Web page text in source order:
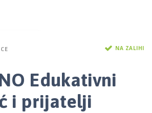
NA ZALIHI
Edukativni
i prijatelji